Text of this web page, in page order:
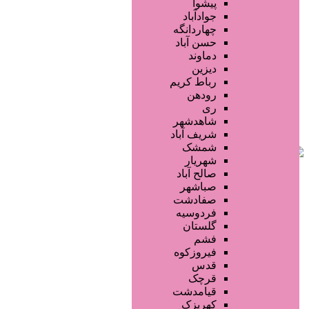
محصولات مو
خدمات دندانپزشکی
ماساژ و اسپا
خدمات لیزر و رفع موهای زائد
کلینیک های زیبایی پزشکی
سایر خدمات
پیشوا
جوادآباد
چهاردانگه
حسن آباد
دماوند
دیزین
رباط کریم
رودهن
ری
شاهدشهر
شریف آباد
شمشک
شهریار
صالح آباد
صباشهر
صفادشت
فردوسیه
گلستان
فشم
فیروزکوه
قدس
قرچک
قیامدشت
کهریزک